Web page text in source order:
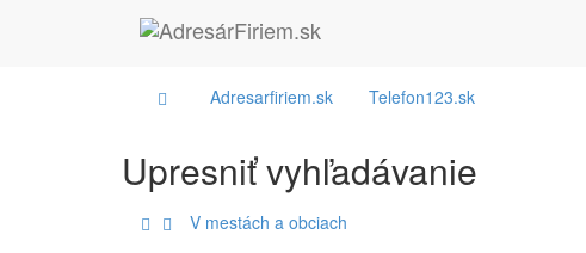
Adresarfiriem.sk Telefon123.sk
Upresniť vyhľadávanie
V mestách a obciach